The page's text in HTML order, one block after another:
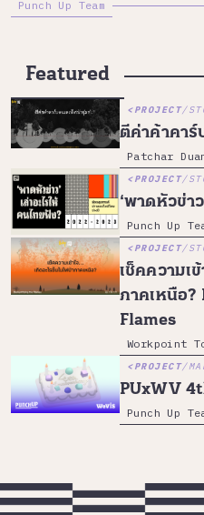
Punch Up Team
Featured
PROJECT/
ตีค่าค้าคาร์
Patchar
PROJECT/
‘พาดหัวข่า
Punch Up
PROJECT/
เช็คความเข้
ภาคเหนือ
Flames
Workpoint
PROJECT/
PUxWV
Punch Up